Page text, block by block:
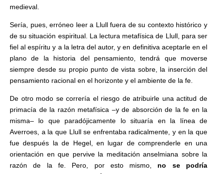
medieval.
Sería, pues, erróneo leer a Llull fuera de su contexto histórico y
de su situación espiritual. La lectura metafísica de Llull, para ser
fiel al espíritu y a la letra del autor, y en definitiva aceptarle en el
plano de la historia del pensamiento, tendrá que moverse
siempre desde su propio punto de vista sobre, la inserción del
pensamiento racional en el horizonte y el ambiente de la fe.
De otro modo se correría el riesgo de atribuirle una actitud de
primacía de la razón metafísica –y de absorción de la fe en la
misma– lo que paradójicamente lo situaría en la línea de
Averroes, a la que Llull se enfrentaba radicalmente, y en la que
fue después la de Hegel, en lugar de comprenderle en una
orientación en que pervive la meditación anselmiana sobre la
razón de la fe. Pero, por esto mismo, no se podría